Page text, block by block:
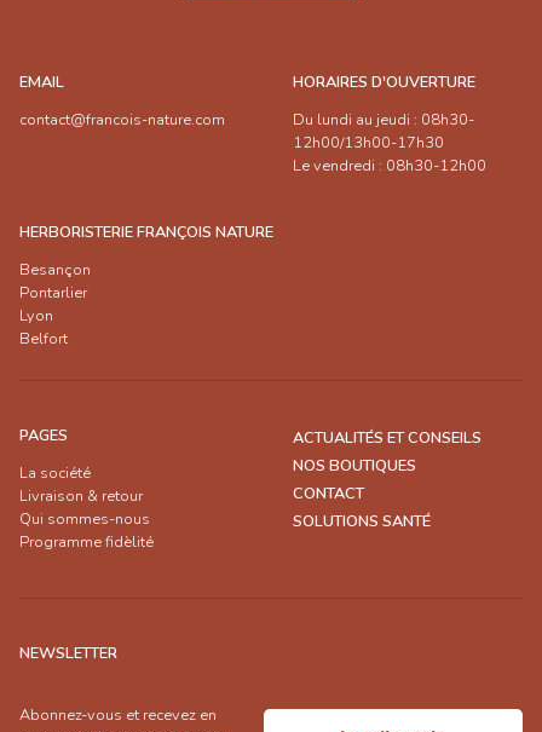
EMAIL
contact@francois-nature.com
HORAIRES D'OUVERTURE
Du lundi au jeudi : 08h30-
12h00/13h00-17h30
Le vendredi : 08h30-12h00
HERBORISTERIE FRANÇOIS NATURE
Besançon
Pontarlier
Lyon
Belfort
PAGES
La société
Livraison & retour
Qui sommes-nous
Programme fidèlité
ACTUALITÉS ET CONSEILS
NOS BOUTIQUES
CONTACT
SOLUTIONS SANTÉ
NEWSLETTER
Abonnez-vous et recevez en